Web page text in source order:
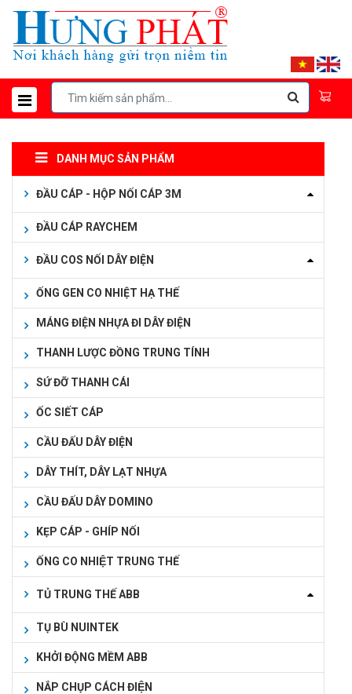
DANH MỤC SẢN PHẨM
ĐẦU CÁP - HỘP NỐI CÁP 3M
ĐẦU CÁP RAYCHEM
ĐẦU COS NỐI DÂY ĐIỆN
ỐNG GEN CO NHIỆT HẠ THẾ
MÁNG ĐIỆN NHỰA ĐI DÂY ĐIỆN
THANH LƯỢC ĐỒNG TRUNG TÍNH
SỨ ĐỠ THANH CÁI
ỐC SIẾT CÁP
CẦU ĐẤU DÂY ĐIỆN
DÂY THÍT, DÂY LẠT NHỰA
CẦU ĐẤU DÂY DOMINO
KẸP CÁP - GHÍP NỐI
ỐNG CO NHIỆT TRUNG THẾ
TỦ TRUNG THẾ ABB
TỤ BÙ NUINTEK
KHỞI ĐỘNG MỀM ABB
NẮP CHỤP CÁCH ĐIỆN